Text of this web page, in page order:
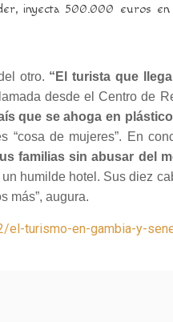
inyecta 500.000 euros
otro. “El turista que
desde el Centro de
que se ahoga en
“cosa de mujeres”. En
familias sin abusar del
humilde hotel. Sus diez
más”, augura.
turismo-en-gambia-y-